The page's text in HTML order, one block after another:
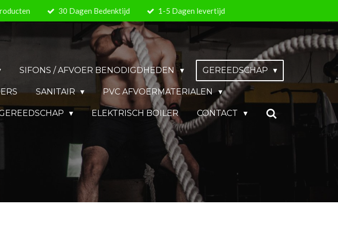
30 Dagen Bedenktijd 1-5 Dagen levertijd
SIFONS / AFVOER BENODIGDHEDEN GEREEDSCHAP
SANITAIR PVC AFVOERMATERIALEN
ELEKTRISCH BOILER CONTACT